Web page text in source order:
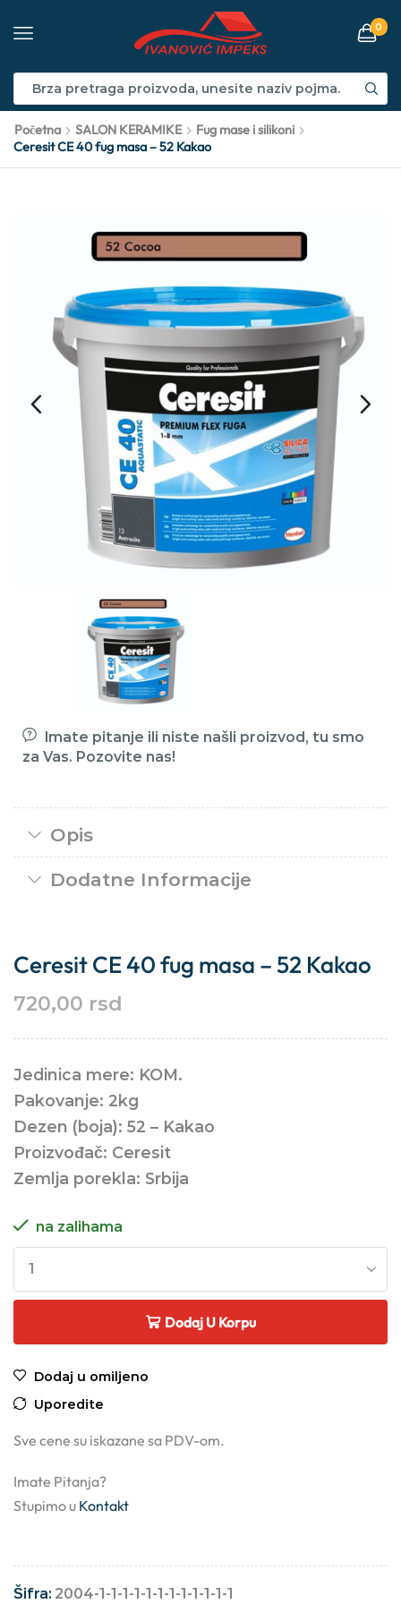
0
Početna SALON KERAMIKE
Fug mase i silikoni
Ceresit CE 40 fug masa – 52 Kakao
Imate pitanje ili niste našli proizvod, tu smo
za Vas. Pozovite nas!
Opis
Dodatne Informacije
Ceresit CE 40 fug masa – 52 Kakao
720,00 rsd
Jedinica mere: KOM.
Pakovanje: 2kg
Dezen (boja): 52 – Kakao
Proizvođač: Ceresit
Zemlja porekla: Srbija
na zalihama
Dodaj U Korpu
Dodaj u omiljeno
Uporedite
Sve cene su iskazane sa PDV-om.
Imate Pitanja?
Stupimo u Kontakt
Šifra: 2004-1-1-1-1-1-1-1-1-1-1-1-1